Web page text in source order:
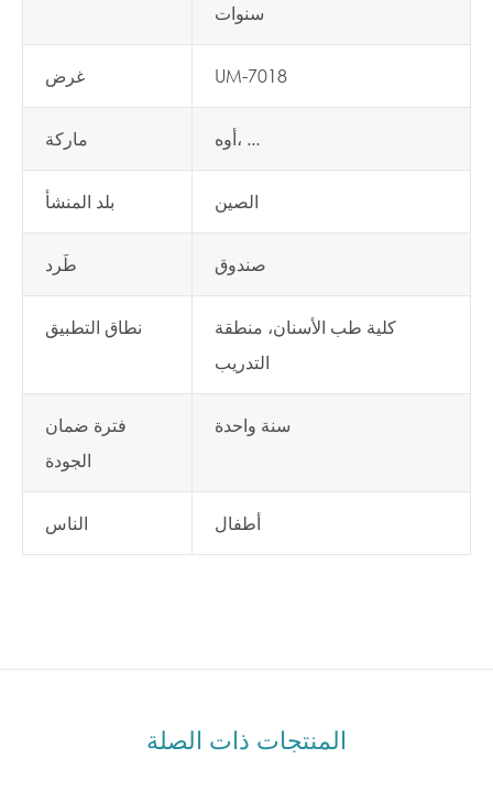
سنوات
غرض UM-7018
ماركة أوه، ...
بلد المنشأ الصين
طَرد صندوق
نطاق التطبيق
كلية طب الأسنان، منطقة
التدريب
فترة ضمان
الجودة
سنة واحدة
الناس أطفال
المنتجات ذات الصلة